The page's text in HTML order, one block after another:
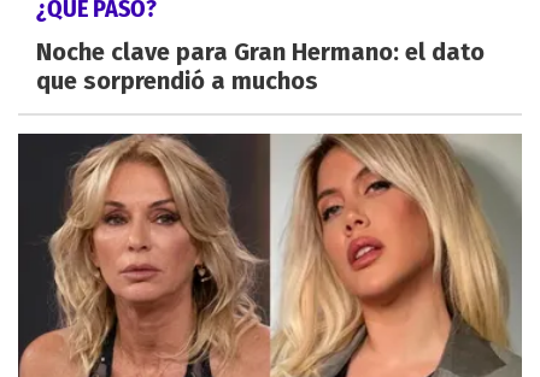
¿QUÉ PASÓ?
Noche clave para Gran Hermano: el dato
que sorprendió a muchos